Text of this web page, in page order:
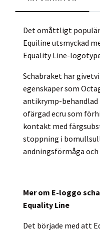
Det omåttligt
Equiline utsmyckad
Equality Line-
Schabraket har
egenskaper som
antikrymp-behandlad
ofärgad ecru som
kontakt med
stoppning i
andningsförmåga
Mer om E-loggo
Equality Line
Det började med att